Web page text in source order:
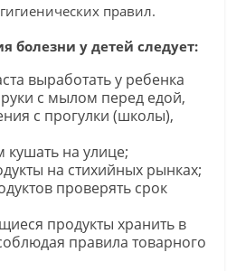
правил.
болезни у детей следует:
выработать у ребенка
с мылом перед едой,
с прогулки (школы),
кушать на улице;
на стихийных рынках;
проверять срок
продукты хранить в
правила товарного